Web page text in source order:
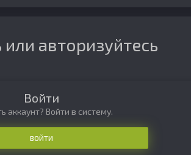
авторизуйтесь
Войти
аккаунт? Войти в систему.
ВОЙТИ